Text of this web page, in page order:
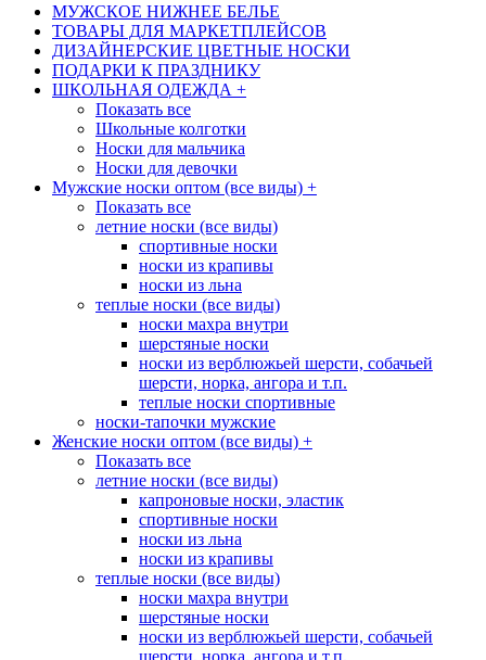
МУЖСКОЕ НИЖНЕЕ БЕЛЬЕ
ТОВАРЫ ДЛЯ МАРКЕТПЛЕЙСОВ
ДИЗАЙНЕРСКИЕ ЦВЕТНЫЕ НОСКИ
ПОДАРКИ К ПРАЗДНИКУ
ШКОЛЬНАЯ ОДЕЖДА +
Показать все
Школьные колготки
Носки для мальчика
Носки для девочки
Мужские носки оптом (все виды) +
Показать все
летние носки (все виды)
спортивные носки
носки из крапивы
носки из льна
теплые носки (все виды)
носки махра внутри
шерстяные носки
носки из верблюжьей шерсти, собачьей
шерсти, норка, ангора и т.п.
теплые носки спортивные
носки-тапочки мужские
Женские носки оптом (все виды) +
Показать все
летние носки (все виды)
капроновые носки, эластик
спортивные носки
носки из льна
носки из крапивы
теплые носки (все виды)
носки махра внутри
шерстяные носки
носки из верблюжьей шерсти, собачьей
шерсти, норка, ангора и т.п.